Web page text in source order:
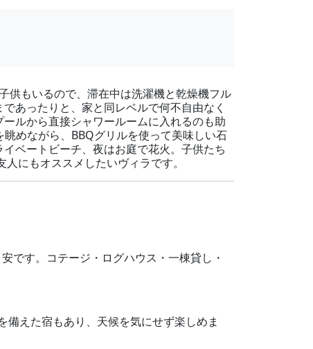
供もいるので、滞在中は洗濯機と乾燥機フル
あったりと、家と同レベルで何不自由なく
ルから直接シャワールームに入れるのも助
めながら、BBQグリルを使って美味しい石
ベートビーチ、夜はお庭で花火。子供たち
にもオススメしたいヴィラです。
です。コテージ・ログハウス・一棟貸し・
えた宿もあり、天候を気にせず楽しめま